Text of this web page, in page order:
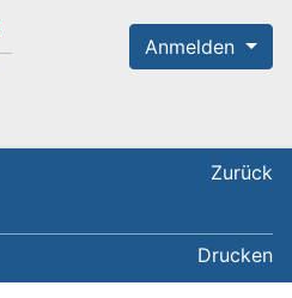
Anmelden
Zurück
Drucken